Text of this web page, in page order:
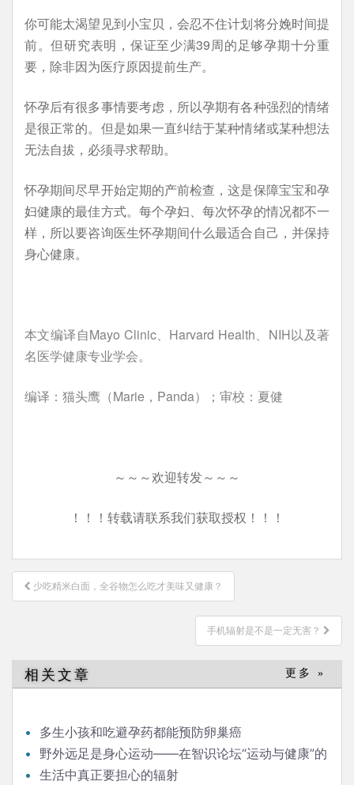
你可能太渴望见到小宝贝，会忍不住计划将分娩时间提
前。但研究表明，保证至少满39周的足够孕期十分重
要，除非因为医疗原因提前生产。
怀孕后有很多事情要考虑，所以孕期有各种强烈的情绪
是很正常的。但是如果一直纠结于某种情绪或某种想法
无法自拔，必须寻求帮助。
怀孕期间尽早开始定期的产前检查，这是保障宝宝和孕
妇健康的最佳方式。每个孕妇、每次怀孕的情况都不一
样，所以要咨询医生怀孕期间什么最适合自己，并保持
身心健康。
本文编译自Mayo Clinic、Harvard Health、NIH以及著
名医学健康专业学会。
编译：猫头鹰（Marie，Panda）；审校：夏健
～～～欢迎转发～～～
！！！转载请联系我们获取授权！！！
文
章
少吃精米白面，全谷物怎么吃才美味又健康？
手机辐射是不是一定无害？
相关文章 更多 »
多生小孩和吃避孕药都能预防卵巢癌
野外远足是身心运动——在智识论坛“运动与健康”的
发言生活中真正要担心的辐射